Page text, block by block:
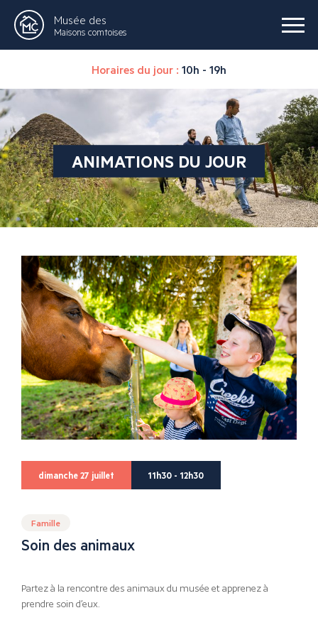
Musée des
Maisons comtoises
Horaires du jour : 10h - 19h
ANIMATIONS DU JOUR
dimanche 27 juillet 11h30 - 12h30
Famille
Soin des animaux
Partez à la rencontre des animaux du musée et apprenez à
prendre soin d’eux.